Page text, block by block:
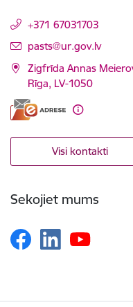
+371 67031703
E-pasts:
pasts@ur.gov.lv
Zigfrīda Annas
Rīga, LV-1050
Visi kontakti
Sekojiet mums